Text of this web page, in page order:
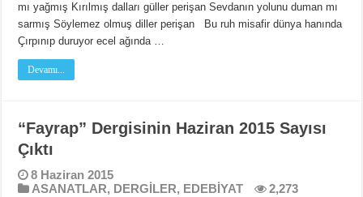
mı yağmış Kırılmış dalları güller perişan Sevdanın yolunu duman mı
sarmış Söylemez olmuş diller perişan Bu ruh misafir dünya hanında
Çırpınıp duruyor ecel ağında …
Devamı...
“Fayrap” Dergisinin Haziran 2015 Sayısı
Çıktı
8 Haziran 2015
ASANATLAR, DERGİLER, EDEBİYAT 2,273